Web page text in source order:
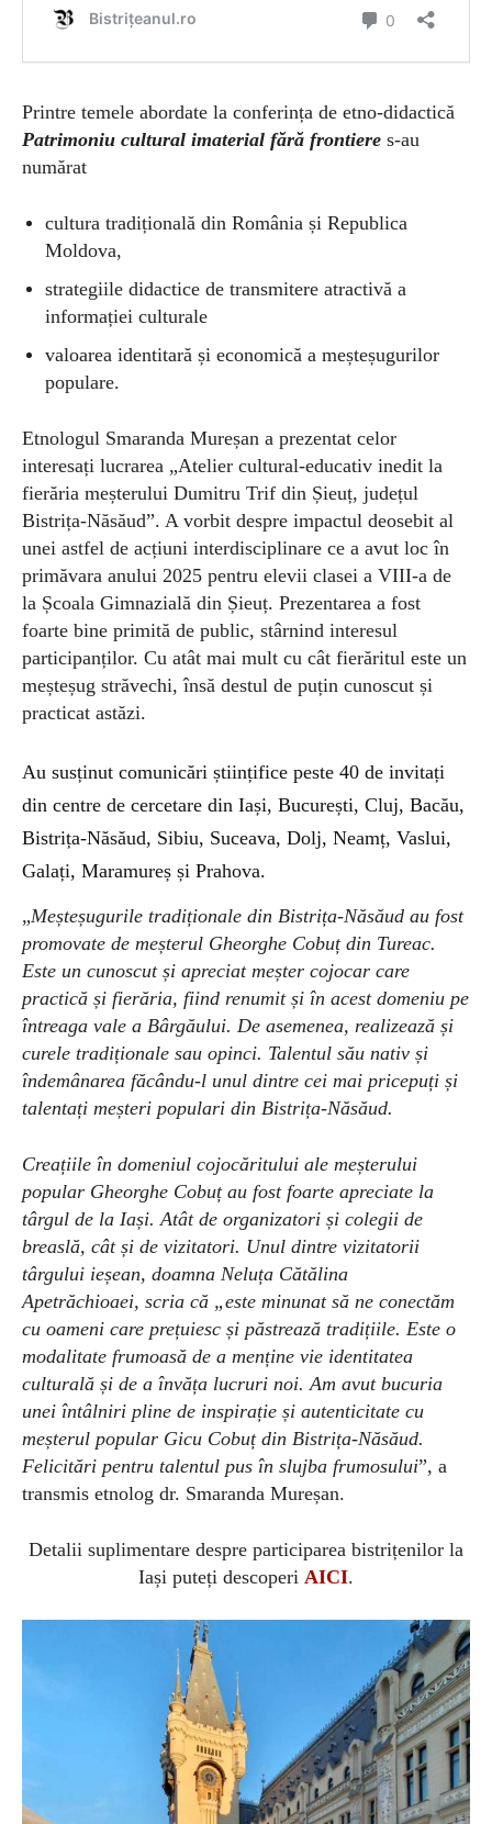
Printre temele abordate la conferința de etno-didactică
Patrimoniu cultural imaterial fără frontiere s-au
numărat
cultura tradițională din România și Republica
Moldova,
strategiile didactice de transmitere atractivă a
informației culturale
valoarea identitară și economică a meșteșugurilor
populare.
Etnologul Smaranda Mureșan a prezentat celor
interesați lucrarea „Atelier cultural-educativ inedit la
fierăria meșterului Dumitru Trif din Șieuț, județul
Bistrița-Năsăud”. A vorbit despre impactul deosebit al
unei astfel de acțiuni interdisciplinare ce a avut loc în
primăvara anului 2025 pentru elevii clasei a VIII-a de
la Școala Gimnazială din Șieuț. Prezentarea a fost
foarte bine primită de public, stârnind interesul
participanților. Cu atât mai mult cu cât fierăritul este un
meșteșug străvechi, însă destul de puțin cunoscut și
practicat astăzi.
Au susținut comunicări științifice peste 40 de invitați
din centre de cercetare din Iași, București, Cluj, Bacău,
Bistrița-Năsăud, Sibiu, Suceava, Dolj, Neamț, Vaslui,
Galați, Maramureș și Prahova.
„Meșteșugurile tradiționale din Bistrița-Năsăud au fost
promovate de meșterul Gheorghe Cobuț din Tureac.
Este un cunoscut și apreciat meșter cojocar care
practică și fierăria, fiind renumit și în acest domeniu pe
întreaga vale a Bârgăului. De asemenea, realizează și
curele tradiționale sau opinci. Talentul său nativ și
îndemânarea făcându-l unul dintre cei mai pricepuți și
talentați meșteri populari din Bistrița-Năsăud.
Creațiile în domeniul cojocăritului ale meșterului
popular Gheorghe Cobuț au fost foarte apreciate la
târgul de la Iași. Atât de organizatori și colegii de
breaslă, cât și de vizitatori. Unul dintre vizitatorii
târgului ieșean, doamna Neluța Cătălina
Apetrăchioaei, scria că „este minunat să ne conectăm
cu oameni care prețuiesc și păstrează tradițiile. Este o
modalitate frumoasă de a menține vie identitatea
culturală și de a învăța lucruri noi. Am avut bucuria
unei întâlniri pline de inspirație și autenticitate cu
meșterul popular Gicu Cobuț din Bistrița-Năsăud.
Felicitări pentru talentul pus în slujba frumosului”, a
transmis etnolog dr. Smaranda Mureșan.
Detalii suplimentare despre participarea bistrițenilor la
Iași puteți descoperi AICI.